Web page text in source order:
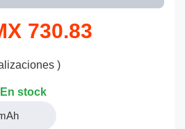
730.83
)
En stock